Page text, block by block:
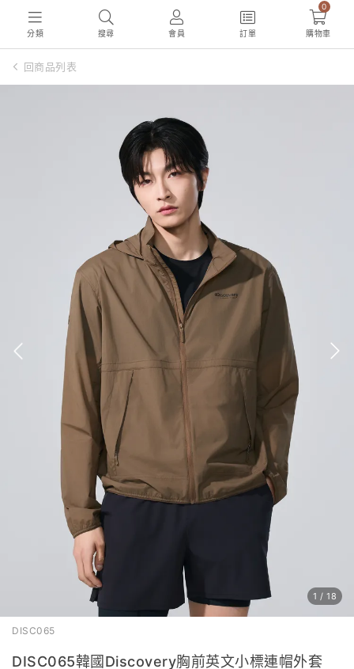
分類 搜尋 會員 訂單
0
購物車
回商品列表
1 / 18
DISC065
DISC065韓國Discovery胸前英文小標連帽外套